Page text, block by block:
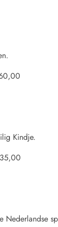
Kindje.
Nederlandse